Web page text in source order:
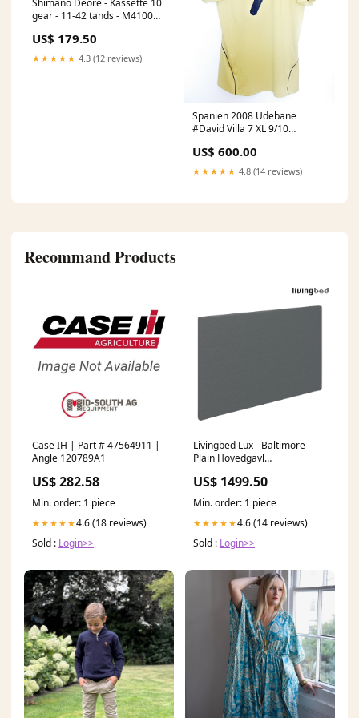
Shimano Deore - Kassette 10
gear - 11-42 tands - M4100
US$ 179.50
★★★★★ 4.3 (12 reviews)
Spanien 2008 Udebane
#David Villa 7 XL 9/10
US$ 600.00
★★★★★ 4.8 (14 reviews)
Recommand Products
Case IH | Part # 47564911 |
Angle 120789A1
US$ 282.58
Min. order: 1 piece
★★★★★4.6 (18 reviews)
Sold : Login>>
Livingbed Lux - Baltimore
Plain Hovedgavl
US$ 1499.50
Min. order: 1 piece
★★★★★4.6 (14 reviews)
Sold : Login>>